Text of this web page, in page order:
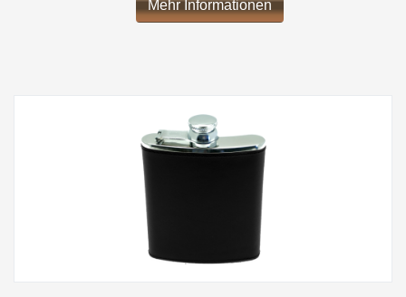
Mehr Informationen